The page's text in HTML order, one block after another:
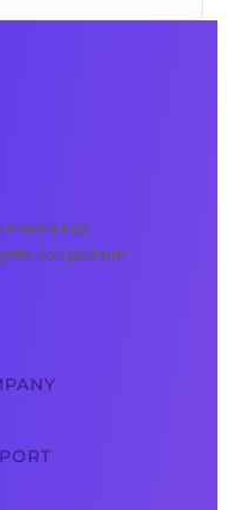
mauris non
non pretium.